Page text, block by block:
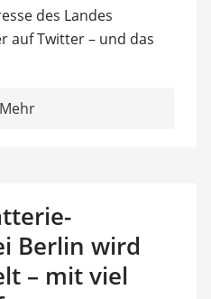
des Landes
auf Twitter – und das
Mehr
Berlin wird
– mit viel